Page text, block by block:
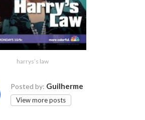
harrys’s law
Posted by: Guilherme
View more posts